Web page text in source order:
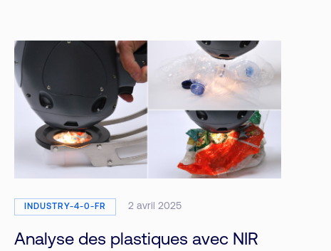
INDUSTRY-4-0-FR 2 avril 2025
Analyse des plastiques avec NIR